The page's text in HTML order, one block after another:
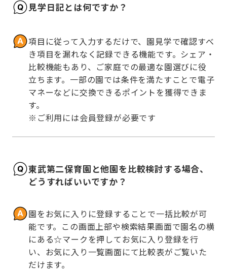
見学日記とは何ですか？
項目に従って入力するだけで、園見学で確認すべ
き項目を漏れなく記録できる機能です。シェア・
比較機能もあり、ご家庭での最適な園選びに役
立ちます。一部の園では条件を満たすことで電子
マネーなどに交換できるポイントを獲得できま
す。
※ご利用には会員登録が必要です
東武第二保育園と他園を比較検討する場合、
どうすればいいですか？
園をお気に入りに登録することで一括比較が可
能です。この画面上部や検索結果画面で園名の横
にある☆マークを押してお気に入り登録を行
い、お気に入り一覧画面にて比較表がご覧いた
だけます。